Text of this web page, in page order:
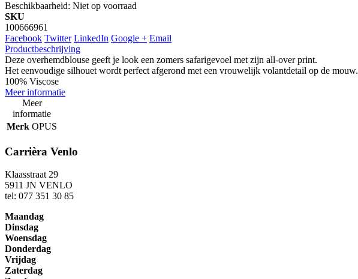
Beschikbaarheid: Niet op voorraad
SKU
100666961
Facebook Twitter LinkedIn Google + Email
Productbeschrijving
Deze overhemdblouse geeft je look een zomers safarigevoel met zijn all-over print.
Het eenvoudige silhouet wordt perfect afgerond met een vrouwelijk volantdetail op de mouw.
100% Viscose
Meer informatie
Meer
informatie
Merk OPUS
Carrièra Venlo
Klaasstraat 29
5911 JN VENLO
tel: 077 351 30 85
Maandag
Dinsdag
Woensdag
Donderdag
Vrijdag
Zaterdag